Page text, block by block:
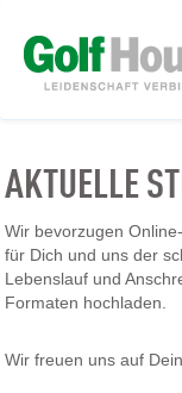
AKTUELLE
Wir bevorzugen
für Dich und uns der
Lebenslauf und
Formaten hochladen.
Wir freuen uns auf